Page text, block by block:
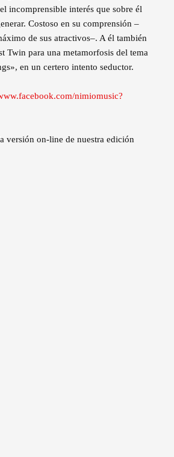
incomprensible interés que sobre él
Costoso en su comprensión –
de sus atractivos–. A él también
Twin para una metamorfosis del tema
en un certero intento seductor.
nimiomusic?
versión on-line de nuestra edición